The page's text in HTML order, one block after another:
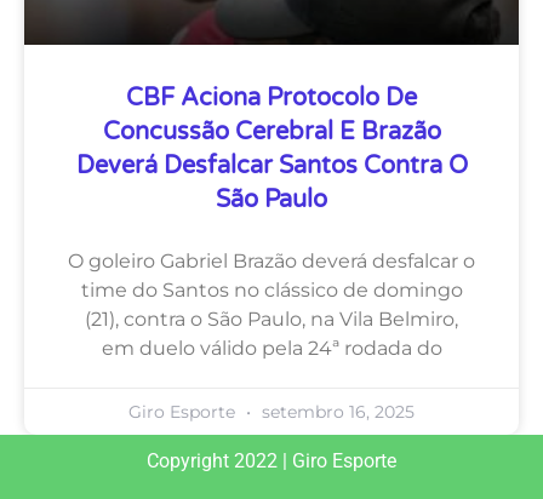
CBF Aciona Protocolo De
Concussão Cerebral E Brazão
Deverá Desfalcar Santos Contra O
São Paulo
O goleiro Gabriel Brazão deverá desfalcar o
time do Santos no clássico de domingo
(21), contra o São Paulo, na Vila Belmiro,
em duelo válido pela 24ª rodada do
Giro Esporte setembro 16, 2025
Copyright 2022 | Giro Esporte